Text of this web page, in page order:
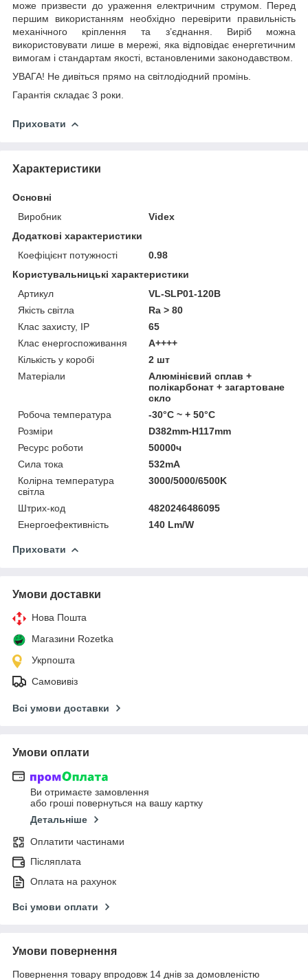
може призвести до ураження електричним струмом. Перед
першим використанням необхідно перевірити правильність
механічного кріплення та з’єднання. Виріб можна
використовувати лише в мережі, яка відповідає енергетичним
вимогам і стандартам якості, встановленими законодавством.
УВАГА! Не дивіться прямо на світлодіодний промінь.
Гарантія складає 3 роки.
Приховати
Характеристики
Основні
Виробник
Videx
Додаткові характеристики
Коефіцієнт потужності
0.98
Користувальницькі характеристики
Артикул
VL-SLP01-120B
Якість світла
Ra > 80
Клас захисту, IP
65
Клас енергоспоживання
А++++
Кількість у коробі
2 шт
Матеріали
Алюмінієвий сплав +
полікарбонат + загартоване
скло
Робоча температура
-30°C ~ + 50°С
Розміри
D382mm-H117mm
Ресурс роботи
50000ч
Сила тока
532mA
Колірна температура
світла
3000/5000/6500K
Штрих-код
4820246486095
Енергоефективність
140 Lm/W
Приховати
Умови доставки
Нова Пошта
Магазини Rozetka
Укрпошта
Самовивіз
Всі умови доставки
Умови оплати
Ви отримаєте замовлення
або гроші повернуться на вашу картку
Детальніше
Оплатити частинами
Післяплата
Оплата на рахунок
Всі умови оплати
Умови повернення
Повернення товару впродовж 14 днів за домовленістю